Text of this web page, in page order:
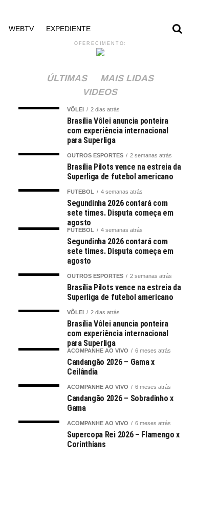
WEBTV EXPEDIENTE
OFERECIMENTO:
ÚLTIMAS
MAIS LIDAS
VIDEOS
VÔLEI 2 dias atrás
Brasília Vôlei anuncia ponteira
com experiência internacional
para Superliga
OUTROS ESPORTES 2 semanas atrás
Brasília Pilots vence na estreia da
Superliga de futebol americano
FUTEBOL 4 semanas atrás
Segundinha 2026 contará com
sete times. Disputa começa em
agosto
FUTEBOL 4 semanas atrás
Segundinha 2026 contará com
sete times. Disputa começa em
agosto
OUTROS ESPORTES 2 semanas atrás
Brasília Pilots vence na estreia da
Superliga de futebol americano
VÔLEI 2 dias atrás
Brasília Vôlei anuncia ponteira
com experiência internacional
para Superliga
ACOMPANHE AO VIVO 6 meses atrás
Candangão 2026 – Gama x
Ceilândia
ACOMPANHE AO VIVO 6 meses atrás
Candangão 2026 – Sobradinho x
Gama
ACOMPANHE AO VIVO 6 meses atrás
Supercopa Rei 2026 – Flamengo x
Corinthians